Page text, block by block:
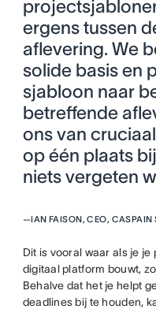
ergens tussen
aflevering. We
solide basis en
sjabloon naar
betreffende
ons van
op één plaats
niets vergeten
—IAN FAISON, CEO, CASPAIN
Dit is vooral waar als je
digitaal platform bouwt,
Behalve dat het je helpt
deadlines bij te houden,